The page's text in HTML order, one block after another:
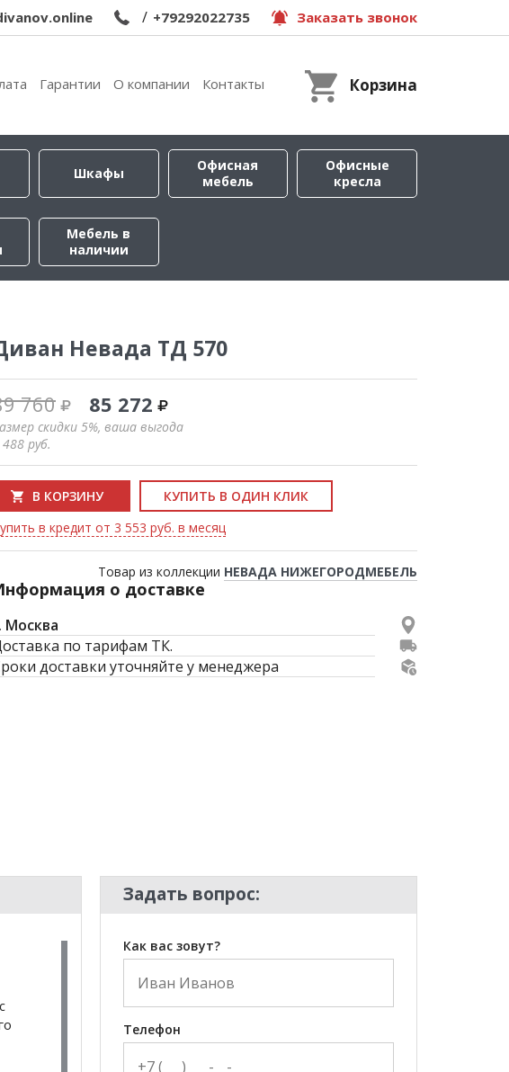
/ +79292022735 Заказать звонок
Гарантии О компании Контакты Корзина
Шкафы
Офисная
мебель
Офисные
кресла
Мебель в
наличии
Невада ТД 570
760 85 272
скидки 5%, ваша выгода
руб.
В КОРЗИНУ
КУПИТЬ В ОДИН КЛИК
в кредит от 3 553 руб. в месяц
Товар из коллекции НЕВАДА НИЖЕГОРОДМЕБЕЛЬ
о доставке
Москва
по тарифам ТК.
доставки уточняйте у менеджера
Задать вопрос:
Как вас зовут?
Телефон